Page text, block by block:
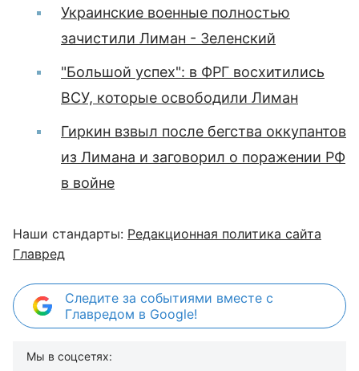
Украинские военные полностью
зачистили Лиман - Зеленский
"Большой успех": в ФРГ восхитились
ВСУ, которые освободили Лиман
Гиркин взвыл после бегства оккупантов
из Лимана и заговорил о поражении РФ
в войне
Наши стандарты: Редакционная политика сайта
Главред
Следите за событиями вместе с
Главредом в Google!
Мы в соцсетях: